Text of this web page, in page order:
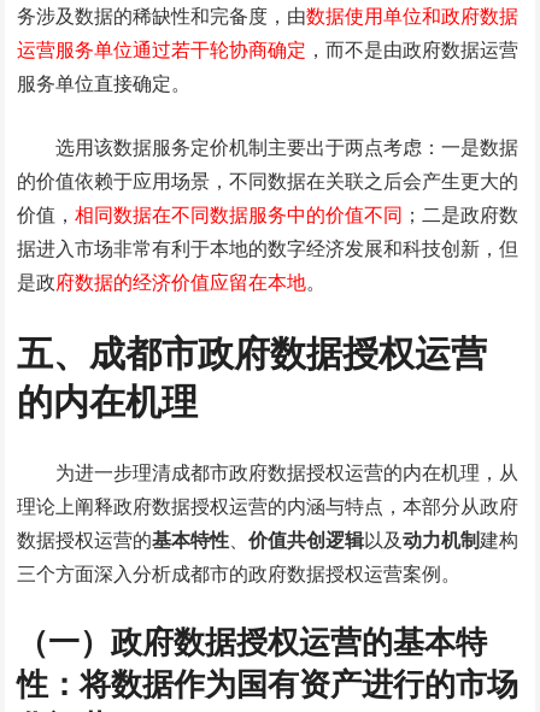
务涉及数据的稀缺性和完备度，由数据使用单位和政府数据
运营服务单位通过若干轮协商确定 ，而不是由政府数据运营
服务单位直接确定。
选用该数据服务定价机制主要出于两点考虑：一是数据
的价值依赖于应用场景，不同数据在关联之后会产生更大的
价值，相同数据在不同数据服务中的价值不同 ；二是政府数
据进入市场非常有利于本地的数字经济发展和科技创新，但
是政府数据的经济价值应留在本地。
五、成都市政府数据授权运营
的内在机理
为进一步理清成都市政府数据授权运营的内在机理，从
理论上阐释政府数据授权运营的内涵与特点，本部分从政府
数据授权运营的基本特性、价值共创逻辑以及动力机制建构
三个方面深入分析成都市的政府数据授权运营案例。
（一）政府数据授权运营的基本特
性：将数据作为国有资产进行的市场